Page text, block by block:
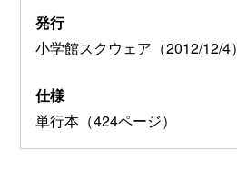
発行
小学館スクウェア（2012/12/4）
仕様
単行本（424ページ）